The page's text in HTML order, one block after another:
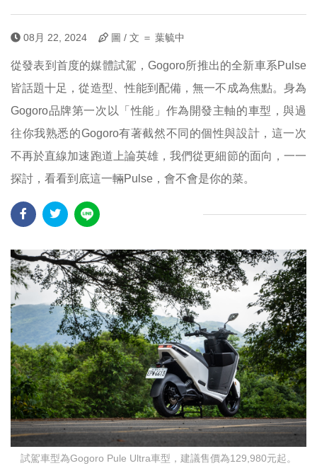
08月 22, 2024 圖 / 文 ＝ 葉毓中
從發表到首度的媒體試駕，Gogoro所推出的全新車系Pulse
皆話題十足，從造型、性能到配備，無一不成為焦點。身為
Gogoro品牌第一次以「性能」作為開發主軸的車型，與過
往你我熟悉的Gogoro有著截然不同的個性與設計，這一次
不再於直線加速跑道上論英雄，我們從更細節的面向，一一
探討，看看到底這一輛Pulse，會不會是你的菜。
試駕車型為Gogoro Pule Ultra車型，建議售價為129,980元起。